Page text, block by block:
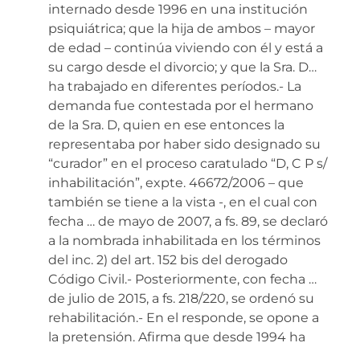
internado desde 1996 en una institución
psiquiátrica; que la hija de ambos – mayor
de edad – continúa viviendo con él y está a
su cargo desde el divorcio; y que la Sra. D…
ha trabajado en diferentes períodos.- La
demanda fue contestada por el hermano
de la Sra. D, quien en ese entonces la
representaba por haber sido designado su
“curador” en el proceso caratulado “D, C P s/
inhabilitación”, expte. 46672/2006 – que
también se tiene a la vista -, en el cual con
fecha … de mayo de 2007, a fs. 89, se declaró
a la nombrada inhabilitada en los términos
del inc. 2) del art. 152 bis del derogado
Código Civil.- Posteriormente, con fecha …
de julio de 2015, a fs. 218/220, se ordenó su
rehabilitación.- En el responde, se opone a
la pretensión. Afirma que desde 1994 ha